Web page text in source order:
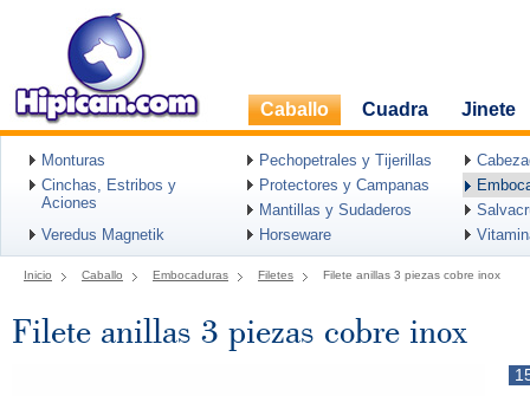
Caballo Cuadra Jinete
Monturas Pechopetrales y Tijerillas
Cinchas, Estribos y
Aciones
Protectores y Campanas
Mantillas y Sudaderos
Veredus Magnetik
Horseware
Inicio Caballo Embocaduras Filetes Filete anillas 3 piezas cobre inox
Filete anillas 3 piezas cobre inox